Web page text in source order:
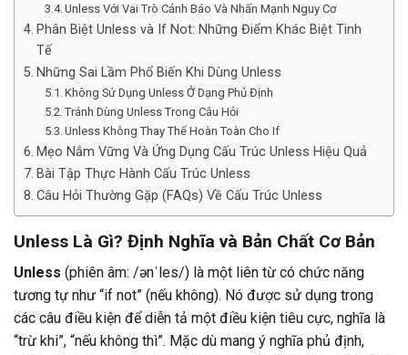
Unless Với Vai Trò Cảnh Báo Và Nhấn Mạnh Nguy Cơ
Phân Biệt Unless và If Not: Những Điểm Khác Biệt Tinh
Tế
Những Sai Lầm Phổ Biến Khi Dùng Unless
Không Sử Dụng Unless Ở Dạng Phủ Định
Tránh Dùng Unless Trong Câu Hỏi
Unless Không Thay Thế Hoàn Toàn Cho If
Mẹo Nắm Vững Và Ứng Dụng Cấu Trúc Unless Hiệu Quả
Bài Tập Thực Hành Cấu Trúc Unless
Câu Hỏi Thường Gặp (FAQs) Về Cấu Trúc Unless
Unless Là Gì? Định Nghĩa và Bản Chất Cơ Bản
Unless (phiên âm: /ənˈles/) là một liên từ có chức năng
tương tự như “if not” (nếu không). Nó được sử dụng trong
các câu điều kiện để diễn tả một điều kiện tiêu cực, nghĩa là
“trừ khi”, “nếu không thì”. Mặc dù mang ý nghĩa phủ định,